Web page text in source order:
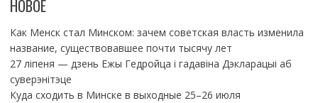
НОВОЕ
Как Менск стал Минском: зачем советская власть изменила
название, существовавшее почти тысячу лет
27 ліпеня — дзень Ежы Гедройца і гадавіна Дэкларацыі аб
суверэнітэце
Куда сходить в Минске в выходные 25–26 июля